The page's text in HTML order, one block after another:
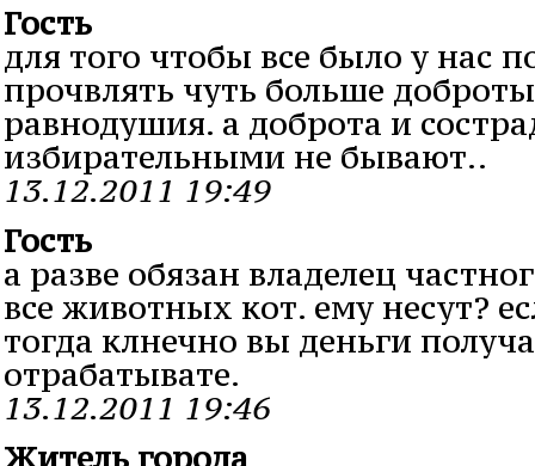
Гость
для того чтобы все было у нас
прочвлять чуть больше
равнодушия. а доброта и
избирательными не бывают..
13.12.2011 19:49
Гость
а разве обязан владелец
все животных кот. ему несут?
тогда клнечно вы деньги
отрабатывате.
13.12.2011 19:46
Житель города